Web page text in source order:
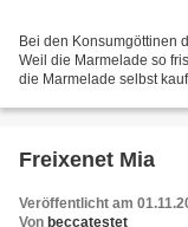
Bei den Konsumgöttinen
Weil die Marmelade so
die Marmelade selbst
Freixenet Mia
Veröffentlicht am
Von beccatestet